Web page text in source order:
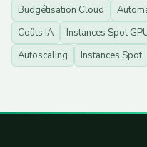
Budgétisation Cloud
Coûts IA
Instances Spot
Autoscaling
Instances Spot